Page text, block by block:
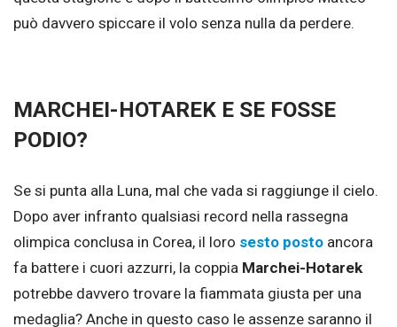
può davvero spiccare il volo senza nulla da perdere.
MARCHEI-HOTAREK E SE FOSSE
PODIO?
Se si punta alla Luna, mal che vada si raggiunge il cielo.
Dopo aver infranto qualsiasi record nella rassegna
olimpica conclusa in Corea, il loro sesto posto ancora
fa battere i cuori azzurri, la coppia Marchei-Hotarek
potrebbe davvero trovare la fiammata giusta per una
medaglia? Anche in questo caso le assenze saranno il